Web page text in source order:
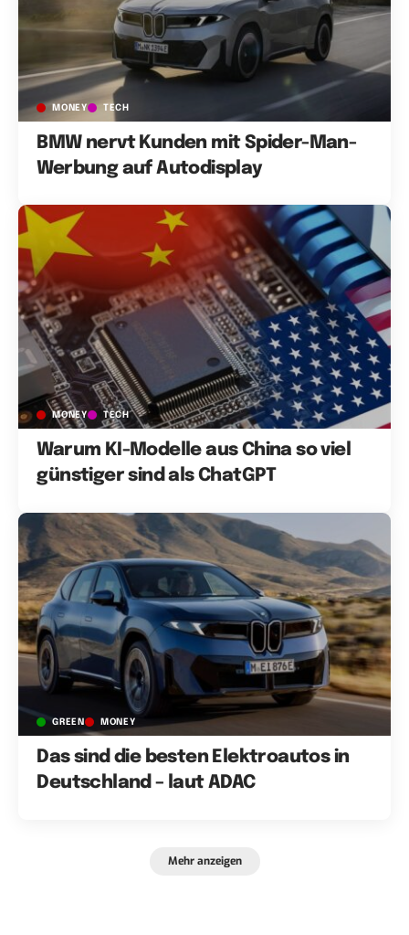
MONEY TECH
BMW nervt Kunden mit Spider-Man-
Werbung auf Autodisplay
MONEY TECH
Warum KI-Modelle aus China so viel
günstiger sind als ChatGPT
GREEN MONEY
Das sind die besten Elektroautos in
Deutschland – laut ADAC
Mehr anzeigen